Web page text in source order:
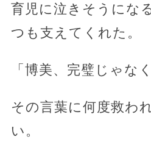
育児に泣きそうにな
つも支えてくれた。
「博美、完璧じゃな
その言葉に何度救わ
い。